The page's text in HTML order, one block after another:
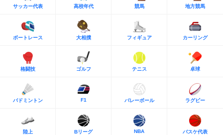
サッカー代表 高校年代 競馬 地方競馬
ボートレース 大相撲 フィギュア カーリング
格闘技 ゴルフ テニス 卓球
バドミントン F1 バレーボール ラグビー
陸上 Bリーグ NBA バスケ代表